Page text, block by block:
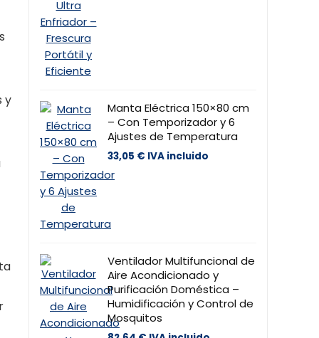
y
Manta Eléctrica 150×80 cm
– Con Temporizador y 6
Ajustes de Temperatura
33,05 € IVA incluido
Ventilador Multifuncional de
Aire Acondicionado y
Purificación Doméstica –
Humidificación y Control de
Mosquitos